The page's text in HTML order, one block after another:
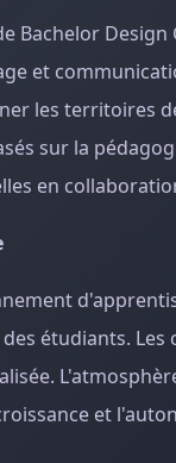
Bachelor
et
les territoires
sur la
en
étudiants.
et